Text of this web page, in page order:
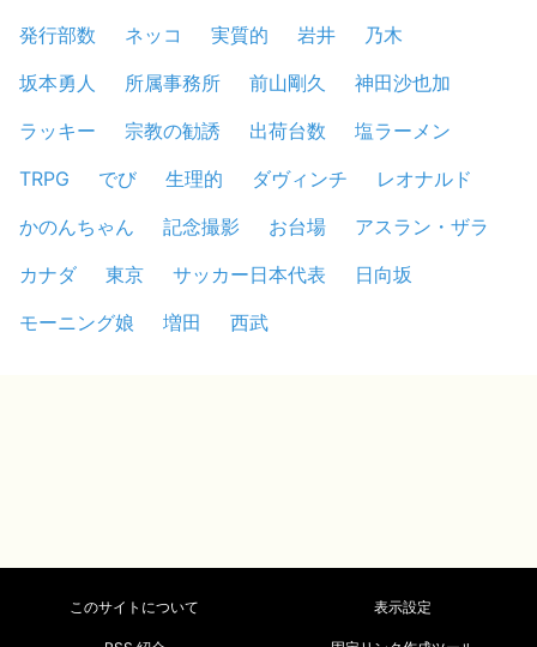
発行部数
ネッコ 実質的 岩井
乃木
坂本勇人
所属事務所 前山剛久
神田沙也加
ラッキー
宗教の勧誘 出荷台数
塩ラーメン
TRPG
でび 生理的 ダヴィンチ
レオナルド
かのんちゃん
記念撮影 お台場
アスラン・ザラ
カナダ
東京 サッカー日本代表
日向坂
モーニング娘
増田 西武
このサイトについて 表示設定